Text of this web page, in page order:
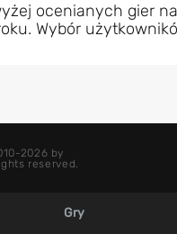
ocenianych gier
Wybór
2026 by
reserved.
Gry